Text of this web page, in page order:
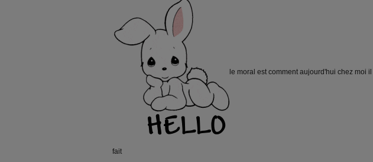
le moral est comment aujourd'hui chez moi il
fait